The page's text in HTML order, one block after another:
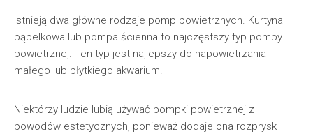
Istnieją dwa główne rodzaje pomp powietrznych. Kurtyna
bąbelkowa lub pompa ścienna to najczęstszy typ pompy
powietrznej. Ten typ jest najlepszy do napowietrzania
małego lub płytkiego akwarium.
Niektórzy ludzie lubią używać pompki powietrznej z
powodów estetycznych, ponieważ dodaje ona rozprysk